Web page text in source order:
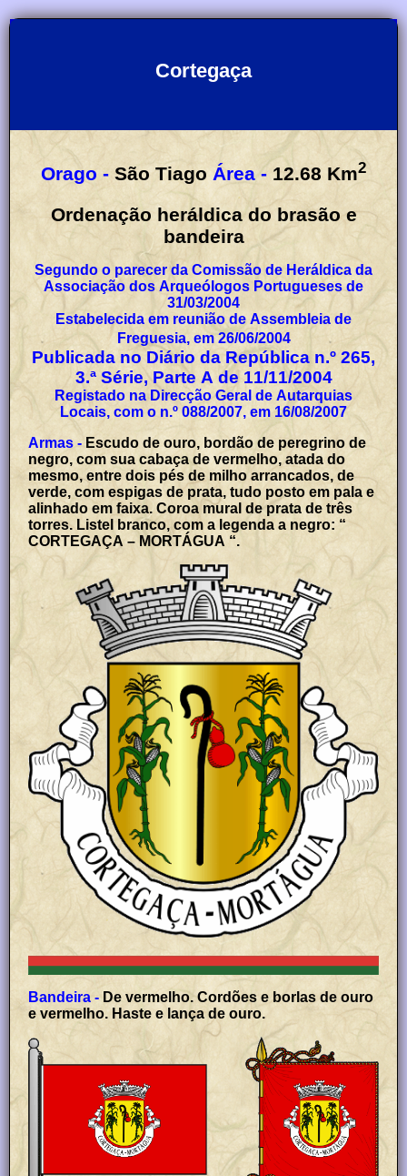
Cortegaça
Orago - São Tiago Área - 12.68 Km2
Ordenação heráldica do brasão e
bandeira
Segundo o parecer da Comissão de Heráldica da
Associação dos Arqueólogos Portugueses de
31/03/2004
Estabelecida em reunião de Assembleia de
Freguesia, em 26/06/2004
Publicada no Diário da República n.º 265,
3.ª Série, Parte A de 11/11/2004
Registado na Direcção Geral de Autarquias
Locais, com o n.º 088/2007, em 16/08/2007
Armas - Escudo de ouro, bordão de peregrino de
negro, com sua cabaça de vermelho, atada do
mesmo, entre dois pés de milho arrancados, de
verde, com espigas de prata, tudo posto em pala e
alinhado em faixa. Coroa mural de prata de três
torres. Listel branco, com a legenda a negro: “
CORTEGAÇA – MORTÁGUA “.
Bandeira - De vermelho. Cordões e borlas de ouro
e vermelho. Haste e lança de ouro.